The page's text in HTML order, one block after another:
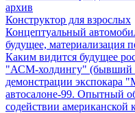
архив
Конструктор для взрослых
Концептуальный
будущее, материализация
Каким видится будущее
"АСМ-холдингу" (бывший
демонстрации экспокара
автосалоне-99. Опытный
содействии американской